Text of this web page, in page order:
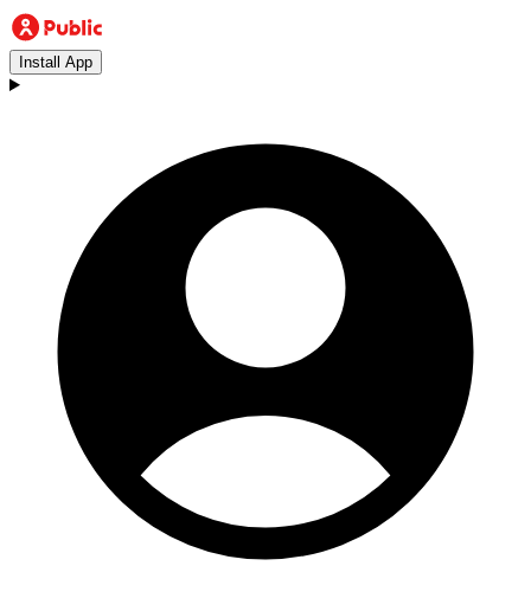
Install App